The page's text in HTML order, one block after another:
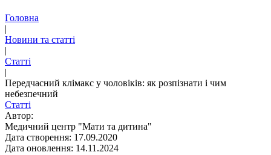
Головна
|
Новини та статті
|
Статті
|
Передчасний клімакс у чоловіків: як розпізнати і чим
небезпечний
Статті
Автор:
Медичний центр "Мати та дитина"
Дата створення: 17.09.2020
Дата оновлення: 14.11.2024